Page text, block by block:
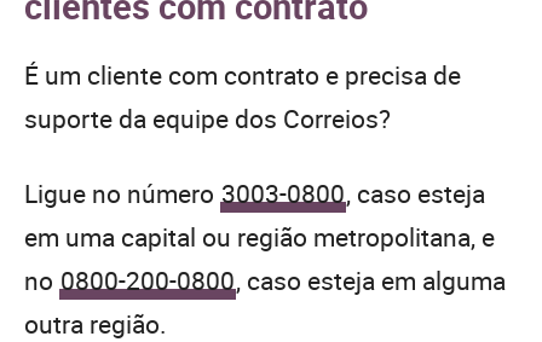
É um cliente com contrato e precisa de
suporte da equipe dos Correios?
Ligue no número 3003-0800, caso esteja
em uma capital ou região metropolitana, e
no 0800-200-0800, caso esteja em alguma
outra região.